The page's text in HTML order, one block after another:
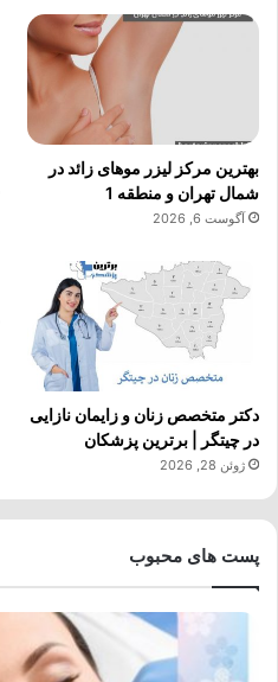
بهترین مرکز لیزر موهای زائد در
شمال تهران و منطقه 1
آگوست 6, 2026
دکتر متخصص زنان و زایمان نازایی
در چیتگر | برترین پزشکان
ژوئن 28, 2026
پست های محبوب